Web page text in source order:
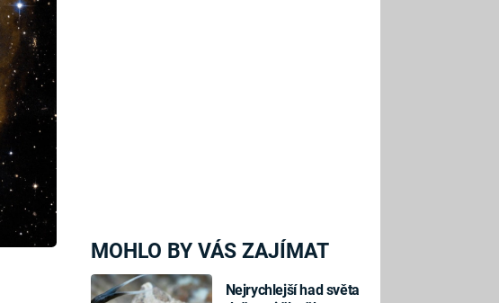
MOHLO BY VÁS ZAJÍMAT
Nejrychlejší had světa